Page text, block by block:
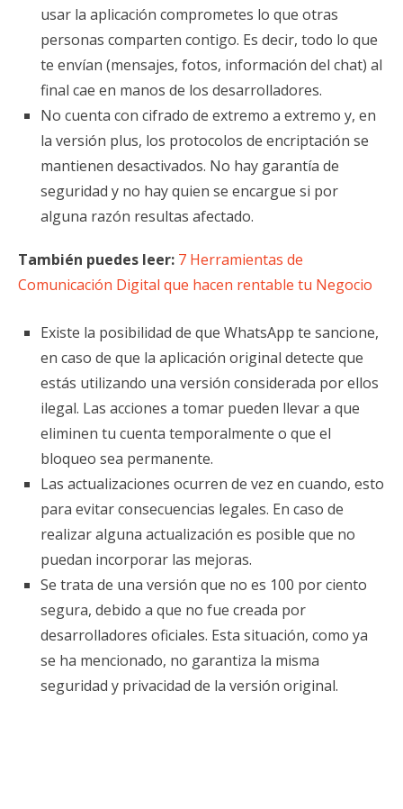
usar la aplicación comprometes lo que otras
personas comparten contigo. Es decir, todo lo que
te envían (mensajes, fotos, información del chat) al
final cae en manos de los desarrolladores.
No cuenta con cifrado de extremo a extremo y, en
la versión plus, los protocolos de encriptación se
mantienen desactivados. No hay garantía de
seguridad y no hay quien se encargue si por
alguna razón resultas afectado.
También puedes leer: 7 Herramientas de
Comunicación Digital que hacen rentable tu Negocio
Existe la posibilidad de que WhatsApp te sancione,
en caso de que la aplicación original detecte que
estás utilizando una versión considerada por ellos
ilegal. Las acciones a tomar pueden llevar a que
eliminen tu cuenta temporalmente o que el
bloqueo sea permanente.
Las actualizaciones ocurren de vez en cuando, esto
para evitar consecuencias legales. En caso de
realizar alguna actualización es posible que no
puedan incorporar las mejoras.
Se trata de una versión que no es 100 por ciento
segura, debido a que no fue creada por
desarrolladores oficiales. Esta situación, como ya
se ha mencionado, no garantiza la misma
seguridad y privacidad de la versión original.